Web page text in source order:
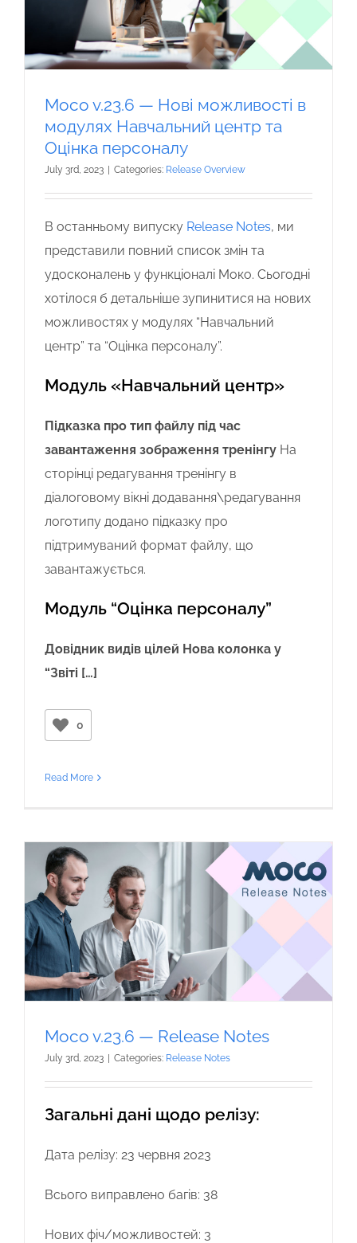
Moco v.23.6 — Нові можливості в
модулях Навчальний центр та
Оцінка персоналу
July 3rd, 2023 | Categories: Release Overview
В останньому випуску Release Notes, ми
представили повний список змін та
удосконалень у функціоналі Моко. Сьогодні
хотілося б детальніше зупинитися на нових
можливостях у модулях “Навчальний
центр” та “Оцінка персоналу”.
Модуль «Навчальний центр»
Підказка про тип файлу під час
завантаження зображення тренінгу На
сторінці редагування тренінгу в
діалоговому вікні додавання\редагування
логотипу додано підказку про
підтримуваний формат файлу, що
завантажується.
Модуль “Оцінка персоналу”
Довідник видів цілей Нова колонка у
“Звіті […]
0
Read More
Moco v.23.6 — Release Notes
July 3rd, 2023 | Categories: Release Notes
Загальні дані щодо релізу:
Дата релізу: 23 червня 2023
Всього виправлено багів: 38
Нових фіч/можливостей: 3